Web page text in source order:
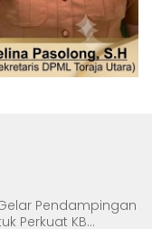
Pendampingan
Perkuat KB